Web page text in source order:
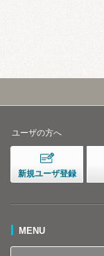
ユーザの方へ
新規ユーザ登録
MENU